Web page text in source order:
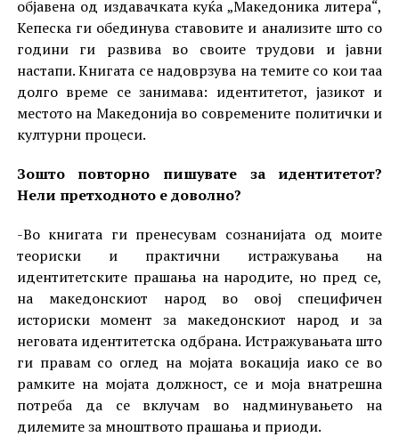
објавена од издавачката куќа „Македоника литера“,
Кепеска ги обединува ставовите и анализите што со
години ги развива во своите трудови и јавни
настапи. Книгата се надоврзува на темите со кои таа
долго време се занимава: идентитетот, јазикот и
местото на Македонија во современите политички и
културни процеси.
Зошто повторно пишувате за идентитетот?
Нели претходното е доволно?
-Во книгата ги пренесувам сознанијата од моите
теориски и практични истражувања на
идентитетските прашања на народите, но пред се,
на македонскиот народ во овој специфичен
историски момент за македонскиот народ и за
неговата идентитетска одбрана. Истражувањата што
ги правам со оглед на мојата вокација иако се во
рамките на мојата должност, се и моја внатрешна
потреба да се вклучам во надминувањето на
дилемите за мноштвото прашања и приоди.